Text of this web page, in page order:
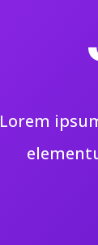
Lorem